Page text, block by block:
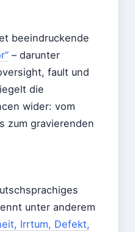
beeindruckende
– darunter
fault und
die
wider: vom
zum gravierenden
unter anderem
Irrtum, Defekt,